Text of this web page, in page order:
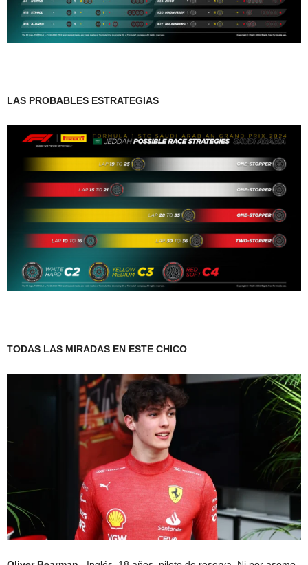
LAS PROBABLES ESTRATEGIAS
TODAS LAS MIRADAS EN ESTE CHICO